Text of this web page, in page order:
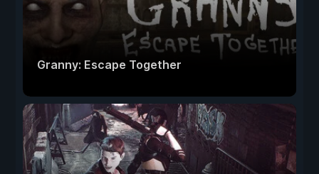
Granny: Escape Together